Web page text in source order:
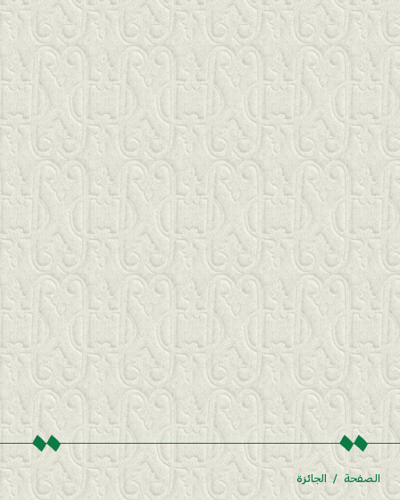
الصفحة الجائزة